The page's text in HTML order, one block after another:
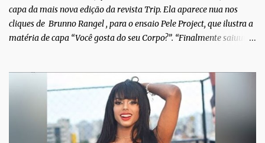
capa da mais nova edição da revista Trip. Ela aparece nua nos
cliques de Brunno Rangel , para o ensaio Pele Project, que ilustra a
matéria de capa “Você gosta do seu Corpo?”. “Finalmente saiuuu!!!
convidarem para esse projeto incrível, que fala acima de tudo
sobre amor. Todo carinho do mundo para a Dri da Trip que foi a
ponte disso tudo”, escreveu Gabriela. Gabriela classificou a capa
como linda e a matéria que envolvem 180 histórias (e corpos nus)
de gente que se apaixonou pela própria pele – como